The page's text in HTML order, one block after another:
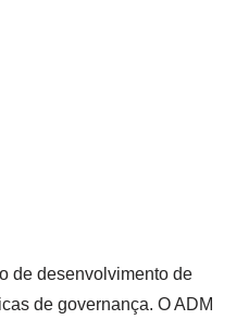
de desenvolvimento de
de governança. O ADM